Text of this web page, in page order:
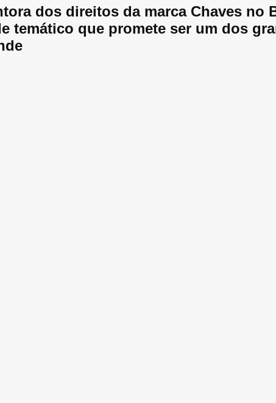
dos direitos da marca Chaves no
temático que promete ser um dos